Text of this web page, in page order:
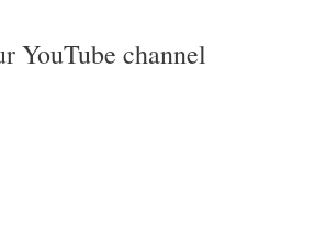
YouTube channel